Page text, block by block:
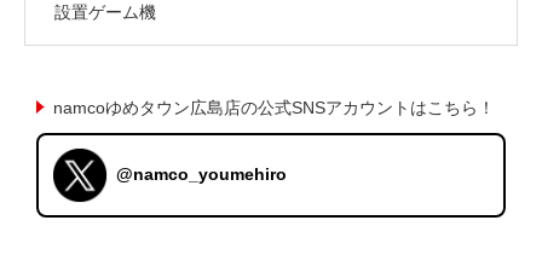
設置ゲーム機
namcoゆめタウン広島店の公式SNSアカウントはこちら！
@namco_youmehiro